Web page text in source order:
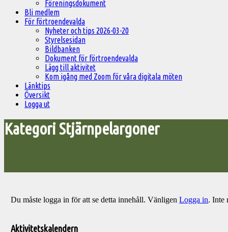
Föreningsdokument
Bli medlem
För förtroendevalda
Nyheter och tips 2026-03-20
Styrelsesidan
Bildbanken
Dokument för förtroendevalda
Lägg till aktivitet
Kom igång med Zoom för våra digitala möten
Länktips
Översikt
Logga ut
Kategori Stjärnpelargoner
Du måste logga in för att se detta innehåll. VänligenLogga in. Inte
till
Aktivitetskalendern